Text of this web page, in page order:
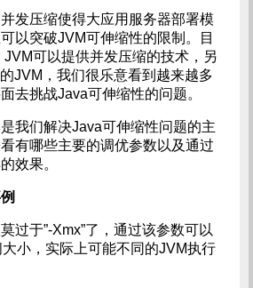
发压缩使得大应用服务器部署模
以突破JVM可伸缩性的限制。目
可以提供并发压缩的技术，另
JVM，我们很乐意看到越来越多
去挑战Java可伸缩性的问题。
我们解决Java可伸缩性问题的主
有哪些主要的调优参数以及通过
效果。
过于”-Xmx”了，通过该参数可以
小，实际上可能不同的JVM执行